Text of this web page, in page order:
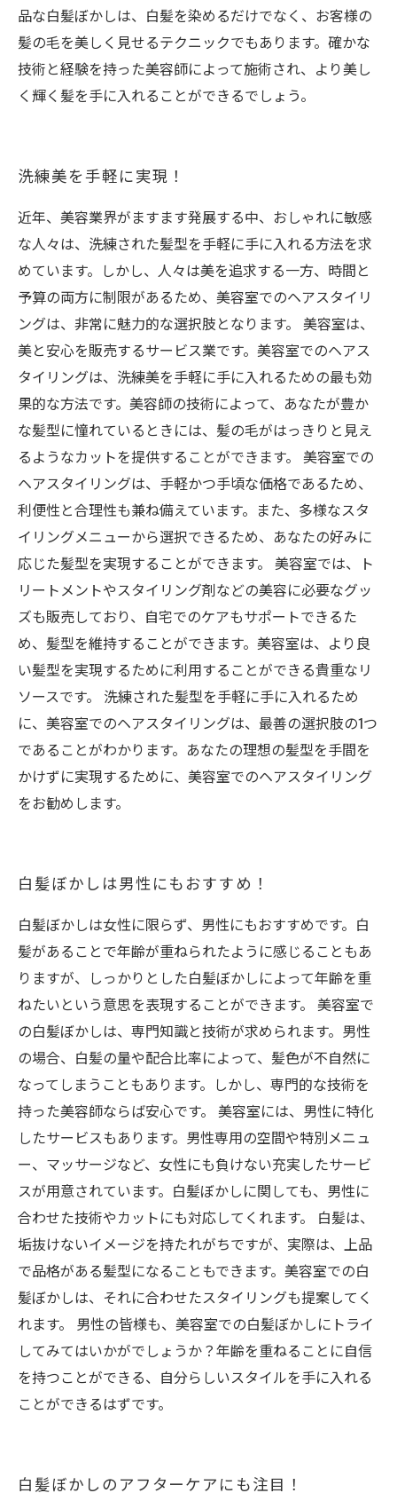
品な白髪ぼかしは、白髪を染めるだけでなく、お客様の
髪の毛を美しく見せるテクニックでもあります。確かな
技術と経験を持った美容師によって施術され、より美し
く輝く髪を手に入れることができるでしょう。
洗練美を手軽に実現！
近年、美容業界がますます発展する中、おしゃれに敏感
な人々は、洗練された髪型を手軽に手に入れる方法を求
めています。しかし、人々は美を追求する一方、時間と
予算の両方に制限があるため、美容室でのヘアスタイリ
ングは、非常に魅力的な選択肢となります。 美容室は、
美と安心を販売するサービス業です。美容室でのヘアス
タイリングは、洗練美を手軽に手に入れるための最も効
果的な方法です。美容師の技術によって、あなたが豊か
な髪型に憧れているときには、髪の毛がはっきりと見え
るようなカットを提供することができます。 美容室での
ヘアスタイリングは、手軽かつ手頃な価格であるため、
利便性と合理性も兼ね備えています。また、多様なスタ
イリングメニューから選択できるため、あなたの好みに
応じた髪型を実現することができます。 美容室では、ト
リートメントやスタイリング剤などの美容に必要なグッ
ズも販売しており、自宅でのケアもサポートできるた
め、髪型を維持することができます。美容室は、より良
い髪型を実現するために利用することができる貴重なリ
ソースです。 洗練された髪型を手軽に手に入れるため
に、美容室でのヘアスタイリングは、最善の選択肢の1つ
であることがわかります。あなたの理想の髪型を手間を
かけずに実現するために、美容室でのヘアスタイリング
をお勧めします。
白髪ぼかしは男性にもおすすめ！
白髪ぼかしは女性に限らず、男性にもおすすめです。白
髪があることで年齢が重ねられたように感じることもあ
りますが、しっかりとした白髪ぼかしによって年齢を重
ねたいという意思を表現することができます。 美容室で
の白髪ぼかしは、専門知識と技術が求められます。男性
の場合、白髪の量や配合比率によって、髪色が不自然に
なってしまうこともあります。しかし、専門的な技術を
持った美容師ならば安心です。 美容室には、男性に特化
したサービスもあります。男性専用の空間や特別メニュ
ー、マッサージなど、女性にも負けない充実したサービ
スが用意されています。白髪ぼかしに関しても、男性に
合わせた技術やカットにも対応してくれます。 白髪は、
垢抜けないイメージを持たれがちですが、実際は、上品
で品格がある髪型になることもできます。美容室での白
髪ぼかしは、それに合わせたスタイリングも提案してく
れます。 男性の皆様も、美容室での白髪ぼかしにトライ
してみてはいかがでしょうか？年齢を重ねることに自信
を持つことができる、自分らしいスタイルを手に入れる
ことができるはずです。
白髪ぼかしのアフターケアにも注目！